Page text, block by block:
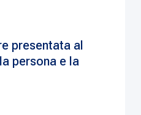
presentata al
persona e la